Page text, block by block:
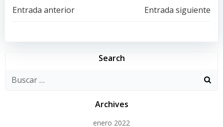
Navegación
de
Entrada anterior
Navegación
de
entradas
Entrada siguiente
Search
Archives
enero 2022